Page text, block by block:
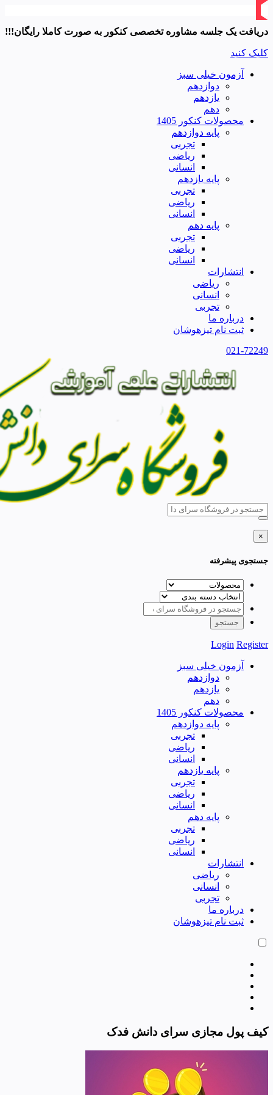
دریافت یک جلسه مشاوره تخصصی کنکور به صورت کاملا رایگان!!!
کلیک کنید
آزمون خیلی سبز
دوازدهم
یازدهم
دهم
محصولات کنکور 1405
پایه دوازدهم
تجربی
ریاضی
انسانی
پایه یازدهم
تجربی
ریاضی
انسانی
پایه دهم
تجربی
ریاضی
انسانی
انتشارات
ریاضی
انسانی
تجربی
درباره ما
ثبت نام تیزهوشان
021-72249
×
جستجوی پیشرفته
Login Register
آزمون خیلی سبز
دوازدهم
یازدهم
دهم
محصولات کنکور 1405
پایه دوازدهم
تجربی
ریاضی
انسانی
پایه یازدهم
تجربی
ریاضی
انسانی
پایه دهم
تجربی
ریاضی
انسانی
انتشارات
ریاضی
انسانی
تجربی
درباره ما
ثبت نام تیزهوشان
کیف پول مجازی سرای دانش فدک